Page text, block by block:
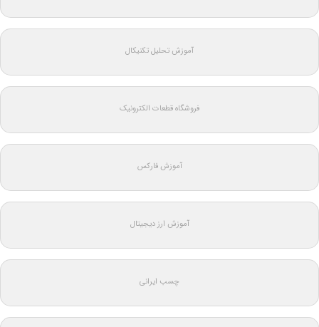
آموزش تحلیل تکنیکال
فروشگاه قطعات الکترونیک
آموزش فارکس
آموزش ارز دیجیتال
چسب ایرانی